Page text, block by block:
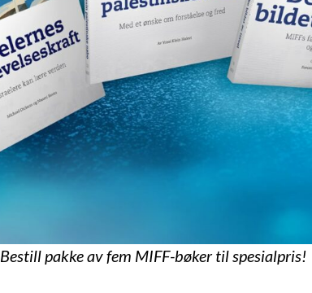
Bestill pakke av fem MIFF-bøker til spesialpris!